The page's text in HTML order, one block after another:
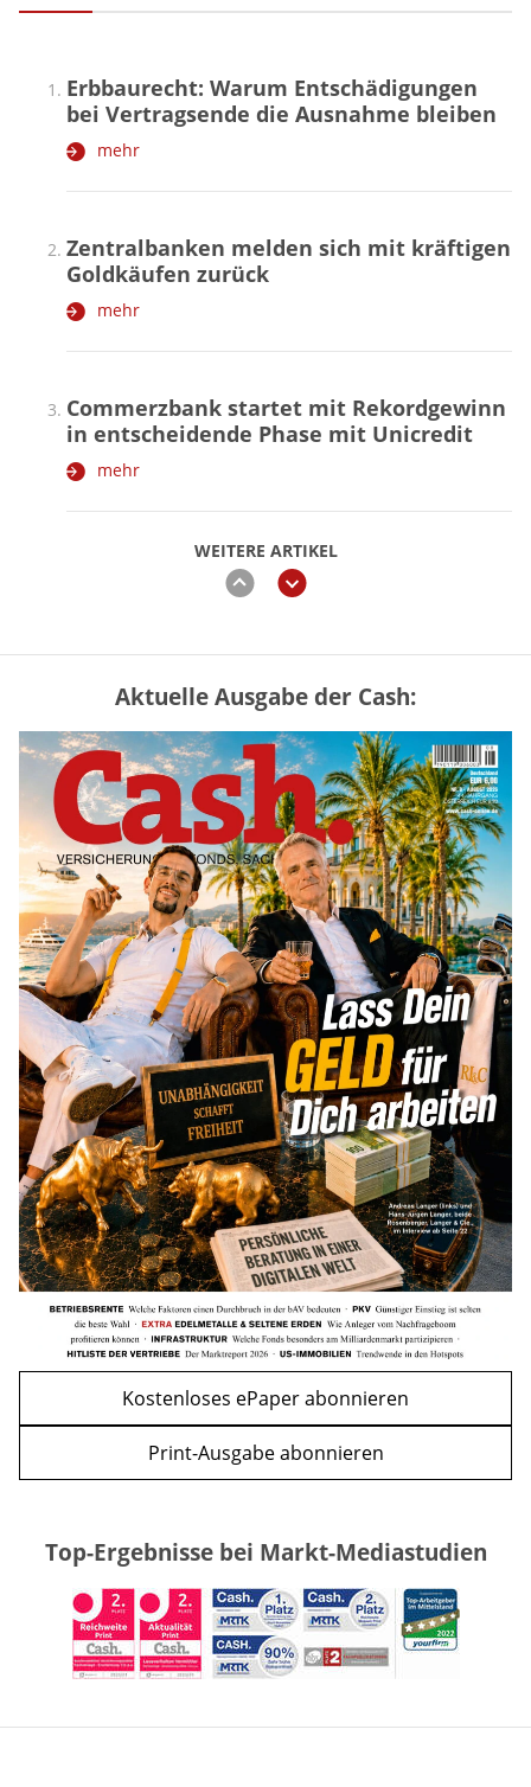
WEITERE ARTIKEL
zurückweiter
Erbbaurecht: Warum Entschädigungen
bei Vertragsende die Ausnahme bleiben
mehr
Zentralbanken melden sich mit kräftigen
Goldkäufen zurück
mehr
Commerzbank startet mit Rekordgewinn
in entscheidende Phase mit Unicredit
mehr
WEITERE ARTIKEL
zurückweiter
Mütterrente III Tabelle: So viel Renten-
Nachzahlung ist pro Kind möglich
mehr
„Jung kauft Alt“ 2026: Neue Förderung im
Überblick – Tabelle mit Kreditbeträgen
und Einkommensgrenzen
mehr
Bitcoin im Wartemodus: Fed und CLARITY
Act geben die Richtung vor
mehr
Aktuelle Ausgabe der Cash:
Kostenloses ePaper abonnieren
Print-Ausgabe abonnieren
Top-Ergebnisse bei Markt-Mediastudien